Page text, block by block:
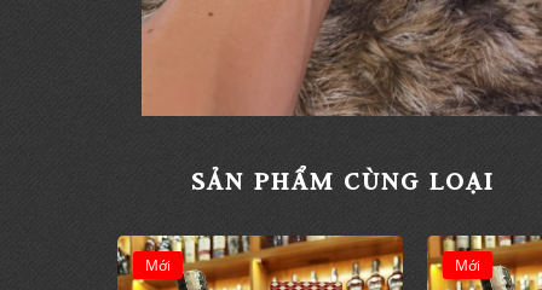
SẢN PHẨM CÙNG LOẠI
Mới Mới